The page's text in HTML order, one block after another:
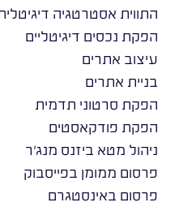
התווית אסטרטגיה
הפקת נכסים דיגיטליים
עיצוב אתרים
בניית אתרים
הפקת סרטוני תדמית
הפקת פודקאסטים
ניהול מטא ביזנס מנג׳ר
פרסום ממומן בפייסבוק
פרסום באינסטגרם